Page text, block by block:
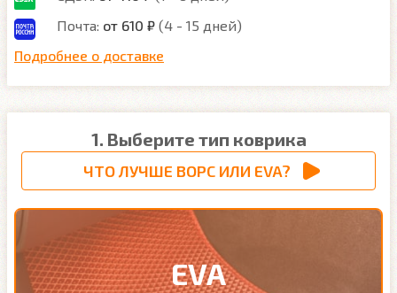
Почта: от 610 ₽ (4 - 15 дней)
Подробнее о доставке
1. Выберите тип коврика
ЧТО ЛУЧШЕ ВОРС ИЛИ EVA?
EVA